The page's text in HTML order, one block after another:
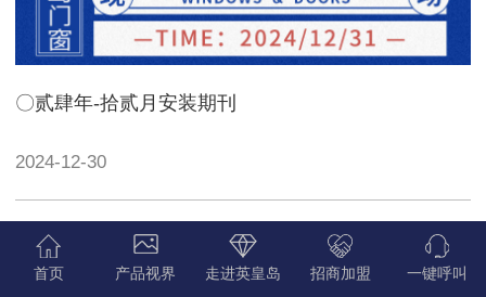
〇贰肆年-拾贰月安装期刊
2024-12-30
首页 产品视界 走进英皇岛 招商加盟 一键呼叫